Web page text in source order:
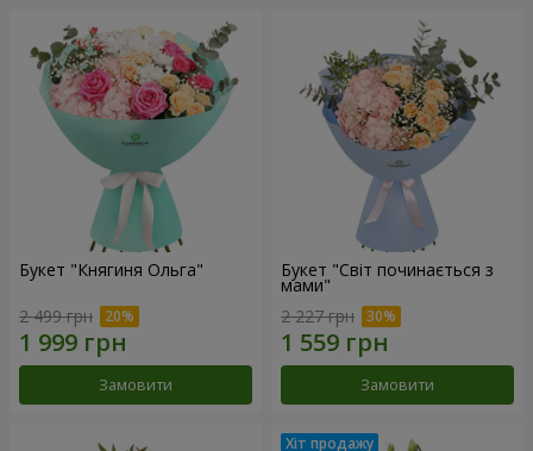
Букет "Княгиня Ольга"
2 499 грн
Замовити
Букет "Світ починається з
мами"
2 227 грн
Замовити